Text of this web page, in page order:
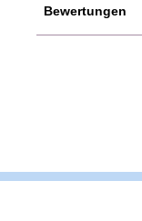
Bewertungen